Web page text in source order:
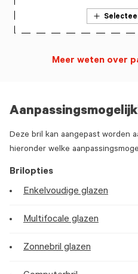
Deze bril kan aangepast worden
hieronder welke
Brilopties
Enkelvoudige glazen
Multifocale glazen
Zonnebril glazen
Meer weten over